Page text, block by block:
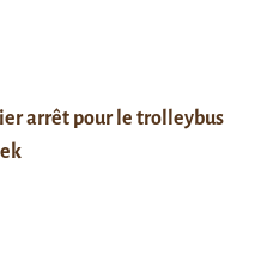
arrêt pour le trolleybus